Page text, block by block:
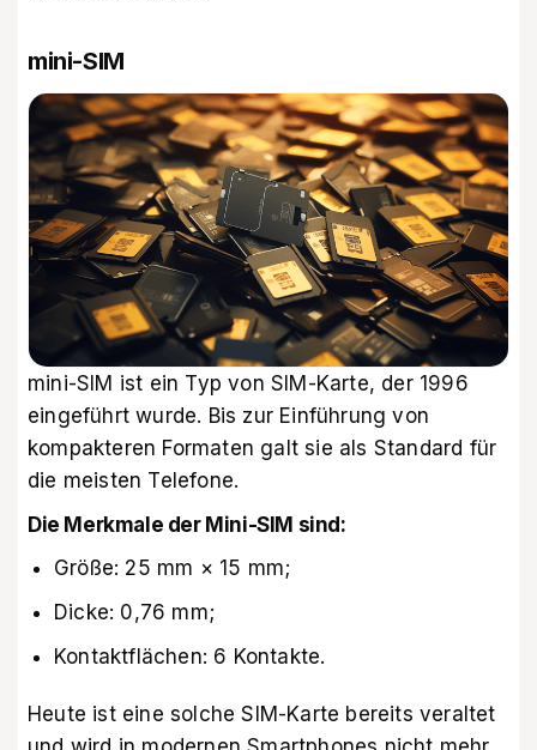
mini-SIM
mini-SIM ist ein Typ von SIM-Karte, der 1996
eingeführt wurde. Bis zur Einführung von
kompakteren Formaten galt sie als Standard für
die meisten Telefone.
Die Merkmale der Mini-SIM sind:
Größe: 25 mm × 15 mm;
Dicke: 0,76 mm;
Kontaktflächen: 6 Kontakte.
Heute ist eine solche SIM-Karte bereits veraltet